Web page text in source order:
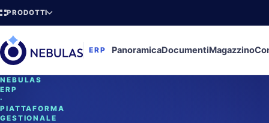
PRODOTTI
ERP PanoramicaDocumentiMagazzino
NEBULAS
ERP
·
PIATTAFORMA
GESTIONALE